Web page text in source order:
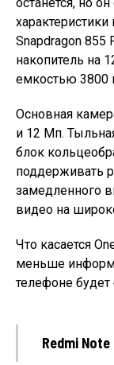
Snapdragon 855
накопитель на
емкостью 3800
Основная
и 12 Мп.
блок
поддерживать
замедленного
видео на
Что касается
меньше
телефоне
Redmi